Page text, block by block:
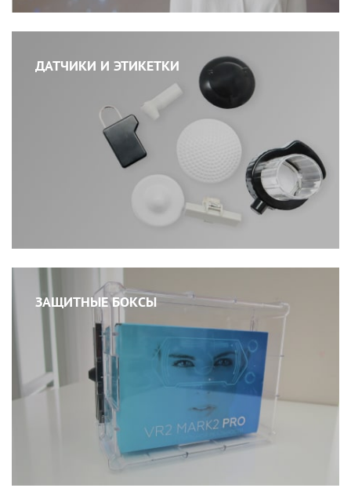
ДАТЧИКИ И ЭТИКЕТКИ
ЗАЩИТНЫЕ БОКСЫ